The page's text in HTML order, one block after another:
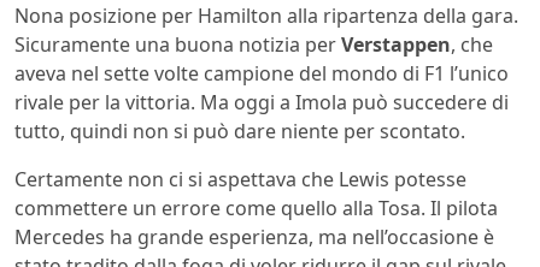
Nona posizione per Hamilton alla ripartenza della gara.
Sicuramente una buona notizia perVerstappen, che
aveva nel sette volte campione del mondo di F1 l’unico
rivale per la vittoria. Ma oggi a Imola può succedere di
tutto, quindi non si può dare niente per scontato.
Certamente non ci si aspettava che Lewis potesse
commettere un errore come quello alla Tosa. Il pilota
Mercedes ha grande esperienza, ma nell’occasione è